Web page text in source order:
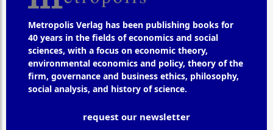
Metropolis Verlag has been publishing books for
40 years in the fields of economics and social
sciences, with a focus on economic theory,
environmental economics and policy, theory of the
firm, governance and business ethics, philosophy,
social analysis, and history of science.
request our newsletter